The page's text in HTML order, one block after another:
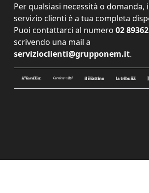
Per qualsiasi necessità o domanda,
servizio clienti è a tua completa
Puoi contattarci al numero 02
scrivendo una mail a
servizioclienti@grupponem.it.